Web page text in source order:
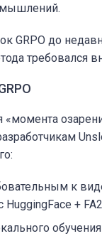
GRPO до
требовался
к
+